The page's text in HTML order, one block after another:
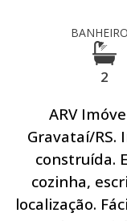
2
ARV
Gravataí/RS.
construída.
cozinha,
localização.